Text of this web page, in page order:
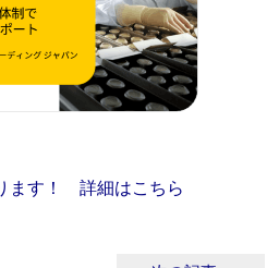
ます！ 詳細はこちら